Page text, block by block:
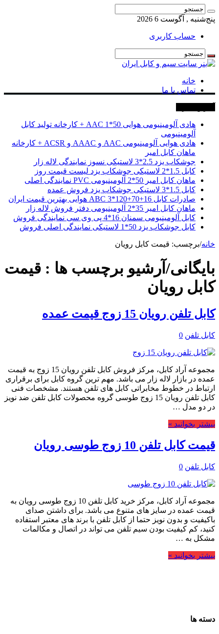
پنج‌شنبه , آگوست 6 2026
حساب کاربری
خانه
تماس با ما
هادی آلومینیومی هوایی 50*1 AAC + کارخانه تولید کابل
آلومینیومی
هادی هوایی آلومینیومی AAC و AAAC و ACSR + کارخانه
ماهان کابل امیر
جوشکاب یزد 2.5*3 لاستیکی نسوز نمایندگی لاله زار
کابل 1.5*2 لاستیکی جوشکاب یزد لیست قیمت روز
ماهان کابل امیر 50*2 آلومینیومی PVC نمایندگی اصلی
کابل 1.5*3 لاستیکی جوشکاب یزد فروش عمده
صادرات کابل 16+70+120*3 ABC هوایی بهترین قیمت ایران
ماهان کابل امیر 35*2 آلومینیومی دفتر فروش لاله زار
کابل آلومینیومی سمنان 16*4 پی وی سی نمایندگی فروش
کابل جوشکاب یزد 50*1 لاستیکی نمایندگی اصلی فروش
خانه/برچسب: قیمت کابل رویان
بایگانی/آرشیو برچسب ها : قیمت
کابل رویان
کابل تلفن رویان 15 زوج قیمت عمده
کابل تلفن 0
مجموعه آراد کابل، مرکز فروش کابل تلفن رویان 15 زوج به قیمت
عمده در بازار لاله زار می باشد. مهم ترین گروه کابل برای برقراری
ارتباط در خطوط مخابراتی کابل های تلفن هستند. مشخصات فنی
کابل تلفن رویان 15 زوج طوسی گروه محصولات کابل تلفن ضد نویز
در دو مدل …
بیشتر بخوانید »
قیمت کابل تلفن 10 زوج طوسی رویان
کابل تلفن 0
مجموعه آراد کابل، مرکز خرید کابل تلفن 10 زوج طوسی رویان به
قیمت عمده در سایز های متنوع می باشد. برای داشتن صدای
باکیفیت و بدون نویز حتما از کابل تلفن با برند های معتبر استفاده
کنید، کم کیفیت بودن سیم تلفن می تواند در اتصال و مکالمات
مشکل به …
بیشتر بخوانید »
دسته ها